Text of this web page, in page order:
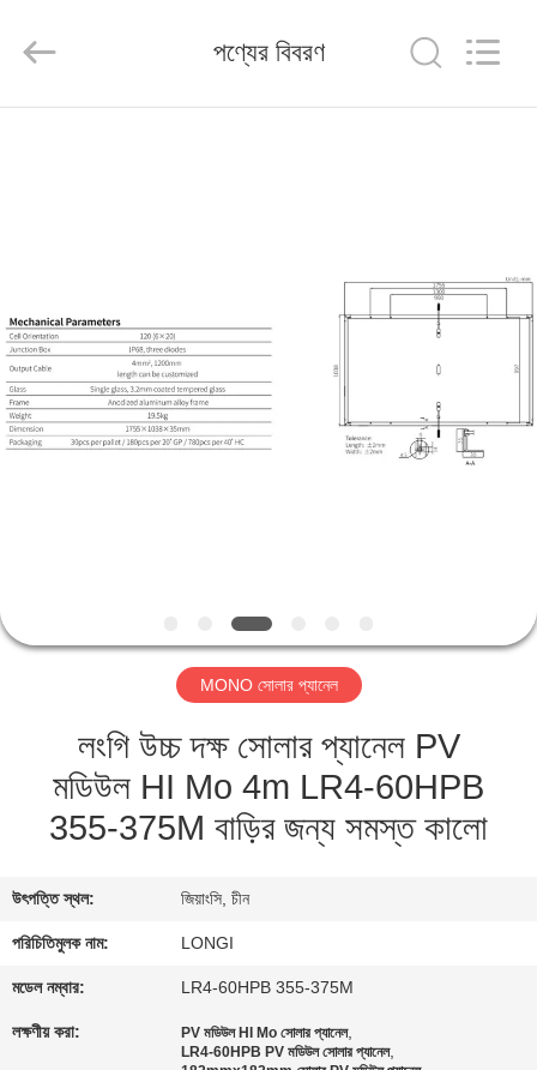
আমাদের
সম্পর্কে
নিয়ন্ত্রণ
আবেদন
ম্যাপ
PRIVACY
POLICY
CO.,
Reserved.
পণ্যের বিবরণ
MONO সোলার প্যানেল
লংগি উচ্চ দক্ষ সোলার প্যানেল PV
মডিউল HI Mo 4m LR4-60HPB
355-375M বাড়ির জন্য সমস্ত কালো
উৎপত্তি স্থল: জিয়াংসি, চীন
পরিচিতিমুলক নাম: LONGI
মডেল নম্বার: LR4-60HPB 355-375M
লক্ষণীয় করা: PV মডিউল HI Mo সোলার প্যানেল,
LR4-60HPB PV মডিউল সোলার প্যানেল,